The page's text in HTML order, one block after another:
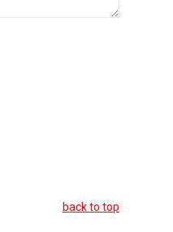
back to top